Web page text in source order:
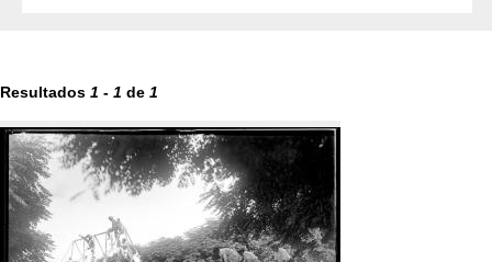
Resultados 1 - 1 de 1